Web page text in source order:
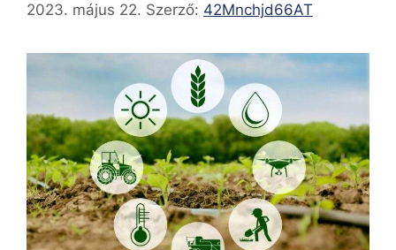
2023. május 22. Szerző: 42Mnchjd66AT